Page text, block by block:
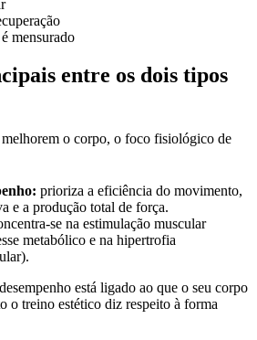
mensurado
entre os dois tipos
o corpo, o foco fisiológico de
prioriza a eficiência do movimento,
e a produção total de força.
se na estimulação muscular
metabólico e na hipertrofia
está ligado ao que o seu corpo
o treino estético diz respeito à forma